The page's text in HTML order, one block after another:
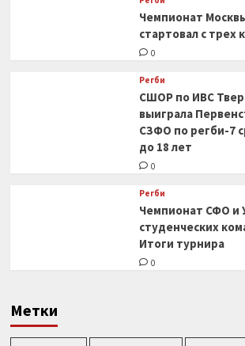
Чемпионат
стартовал с трех
0
Регби
СШОР по ИВС
выиграла
СЗФО по регби-7
до 18 лет
0
Регби
Чемпионат СФО и
студенческих
Итоги турнира
0
Метки